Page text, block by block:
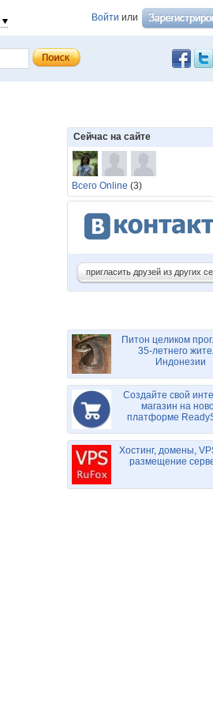
Войти или
Сейчас на сайте
Всего Online (3)
пригласить друзей из других
Питон целиком
35-летнего
Индонезии
Создайте свой
магазин на
платформе
Хостинг, домены,
размещение